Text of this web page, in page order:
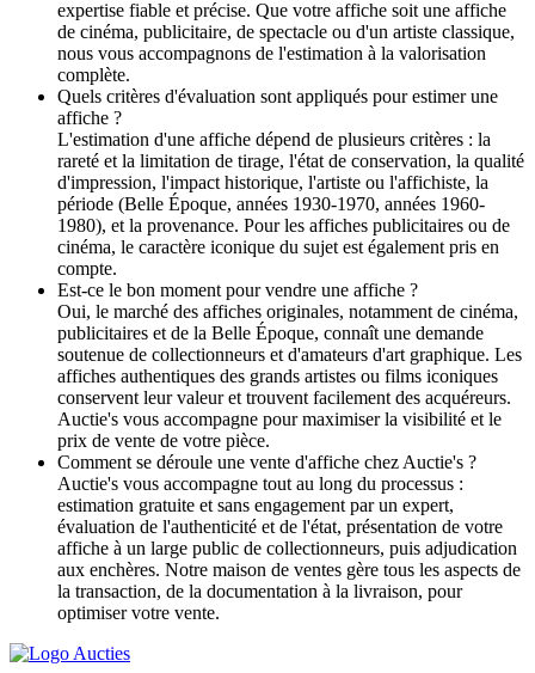
expertise fiable et précise. Que votre affiche soit une affiche
de cinéma, publicitaire, de spectacle ou d'un artiste classique,
nous vous accompagnons de l'estimation à la valorisation
complète.
Quels critères d'évaluation sont appliqués pour estimer une
affiche ?
L'estimation d'une affiche dépend de plusieurs critères : la
rareté et la limitation de tirage, l'état de conservation, la qualité
d'impression, l'impact historique, l'artiste ou l'affichiste, la
période (Belle Époque, années 1930-1970, années 1960-
1980), et la provenance. Pour les affiches publicitaires ou de
cinéma, le caractère iconique du sujet est également pris en
compte.
Est-ce le bon moment pour vendre une affiche ?
Oui, le marché des affiches originales, notamment de cinéma,
publicitaires et de la Belle Époque, connaît une demande
soutenue de collectionneurs et d'amateurs d'art graphique. Les
affiches authentiques des grands artistes ou films iconiques
conservent leur valeur et trouvent facilement des acquéreurs.
Auctie's vous accompagne pour maximiser la visibilité et le
prix de vente de votre pièce.
Comment se déroule une vente d'affiche chez Auctie's ?
Auctie's vous accompagne tout au long du processus :
estimation gratuite et sans engagement par un expert,
évaluation de l'authenticité et de l'état, présentation de votre
affiche à un large public de collectionneurs, puis adjudication
aux enchères. Notre maison de ventes gère tous les aspects de
la transaction, de la documentation à la livraison, pour
optimiser votre vente.